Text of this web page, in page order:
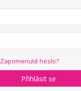
Zapomenuté heslo?
Přihlásit se